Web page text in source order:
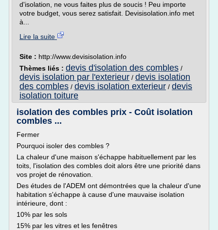
d'isolation, ne vous faites plus de soucis ! Peu importe
votre budget, vous serez satisfait. Devisisolation.info met
à...
Lire la suite
Site : http://www.devisisolation.info
Thèmes liés : devis d'isolation des combles /
devis isolation par l'exterieur / devis isolation
des combles / devis isolation exterieur / devis
isolation toiture
isolation des combles prix - Coût isolation
combles ...
Fermer
Pourquoi isoler des combles ?
La chaleur d'une maison s'échappe habituellement par les
toits, l'isolation des combles doit alors être une priorité dans
vos projet de rénovation.
Des études de l'ADEM ont démontrées que la chaleur d'une
habitation s'échappe à cause d'une mauvaise isolation
intérieure, dont :
10% par les sols
15% par les vitres et les fenêtres